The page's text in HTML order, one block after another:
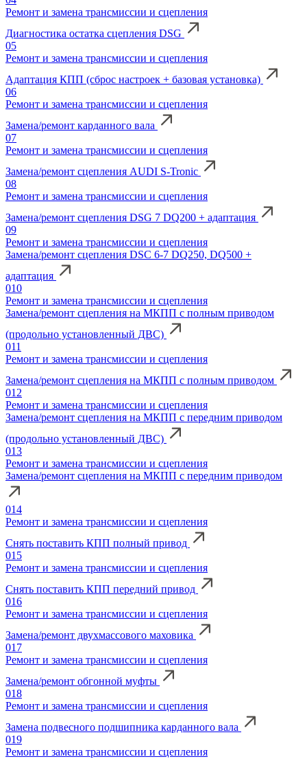
Ремонт и замена трансмиссии и сцепления
Диагностика остатка сцепления DSG
05
Ремонт и замена трансмиссии и сцепления
Адаптация КПП (сброс настроек + базовая установка)
06
Ремонт и замена трансмиссии и сцепления
Замена/ремонт карданного вала
07
Ремонт и замена трансмиссии и сцепления
Замена/ремонт сцепления AUDI S-Tronic
08
Ремонт и замена трансмиссии и сцепления
Замена/ремонт сцепления DSG 7 DQ200 + адаптация
09
Ремонт и замена трансмиссии и сцепления
Замена/ремонт сцепления DSC 6-7 DQ250, DQ500 +
адаптация
010
Ремонт и замена трансмиссии и сцепления
Замена/ремонт сцепления на МКПП с полным приводом
(продольно установленный ДВС)
011
Ремонт и замена трансмиссии и сцепления
Замена/ремонт сцепления на МКПП с полным приводом
012
Ремонт и замена трансмиссии и сцепления
Замена/ремонт сцепления на МКПП с передним приводом
(продольно установленный ДВС)
013
Ремонт и замена трансмиссии и сцепления
Замена/ремонт сцепления на МКПП с передним приводом
014
Ремонт и замена трансмиссии и сцепления
Снять поставить КПП полный привод
015
Ремонт и замена трансмиссии и сцепления
Снять поставить КПП передний привод
016
Ремонт и замена трансмиссии и сцепления
Замена/ремонт двухмассового маховика
017
Ремонт и замена трансмиссии и сцепления
Замена/ремонт обгонной муфты
018
Ремонт и замена трансмиссии и сцепления
Замена подвесного подшипника карданного вала
019
Ремонт и замена трансмиссии и сцепления